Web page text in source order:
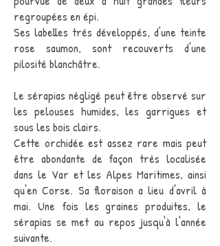
regroupées en épi.
Ses labelles très développés, d'une teinte
rose saumon, sont recouverts d'une
pilosité blanchâtre.
Le sérapias négligé peut être observé sur
les pelouses humides, les garrigues et
sous les bois clairs.
Cette orchidée est assez rare mais peut
être abondante de façon très localisée
dans le Var et les Alpes Maritimes, ainsi
qu'en Corse. Sa floraison a lieu d'avril à
mai. Une fois les graines produites, le
sérapias se met au repos jusqu'à l'année
suivante.